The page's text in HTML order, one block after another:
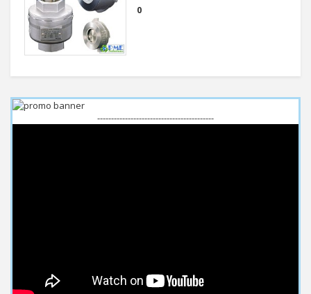
0
------------------------------------------